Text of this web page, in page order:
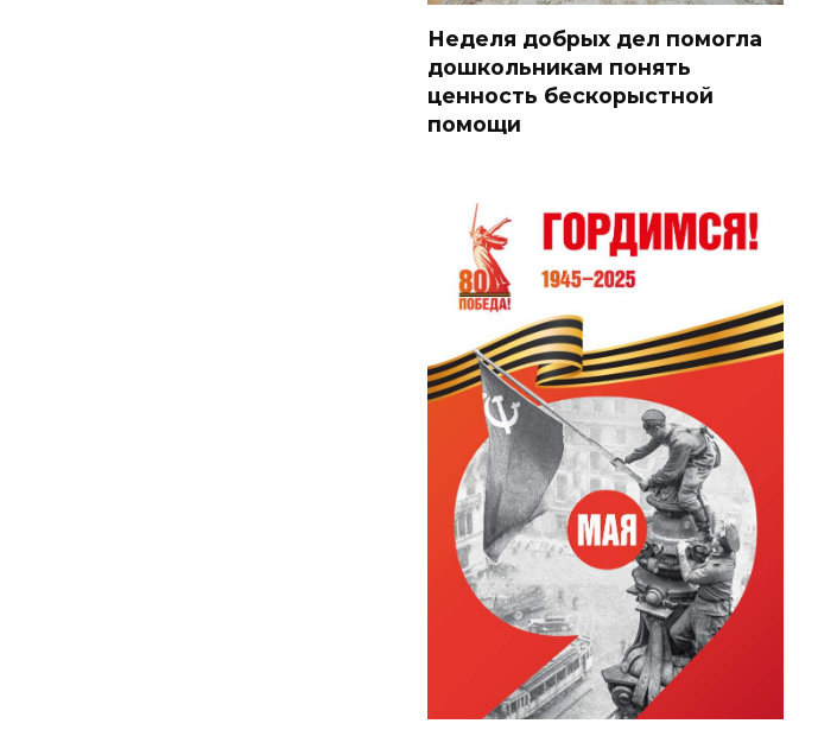
Неделя добрых дел помогла
дошкольникам понять
ценность бескорыстной
помощи